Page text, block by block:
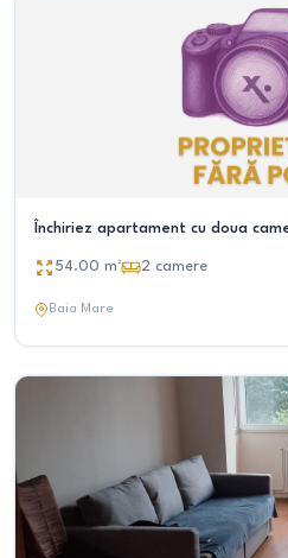
Închiriez apartament cu doua
54.00 m² 2 camere
Baia Mare